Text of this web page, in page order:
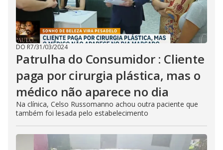
DO R7/31/03/2024
Patrulha do Consumidor : Cliente
paga por cirurgia plástica, mas o
médico não aparece no dia
Na clínica, Celso Russomanno achou outra paciente que
também foi lesada pelo estabelecimento